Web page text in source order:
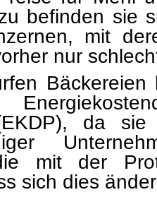
befinden sie
mit
nur
da
mit der
sich dies